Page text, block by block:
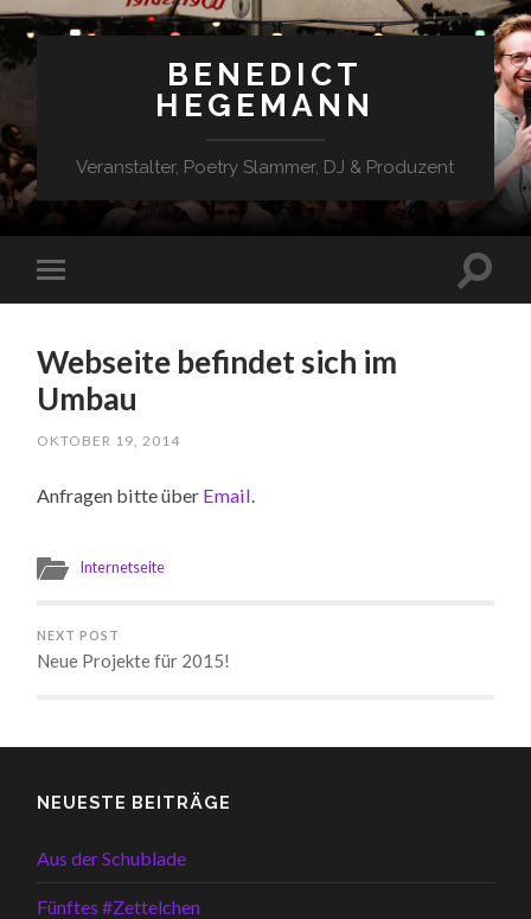
BENEDICT
HEGEMANN
Veranstalter, Poetry Slammer, DJ & Produzent
Webseite befindet sich im
Umbau
OKTOBER 19, 2014
Anfragen bitte über Email
Internetseite
NEXT POST
Neue Projekte für 2015!
NEUESTE BEITRÄGE
Aus der Schublade
Fünftes #Zettelchen